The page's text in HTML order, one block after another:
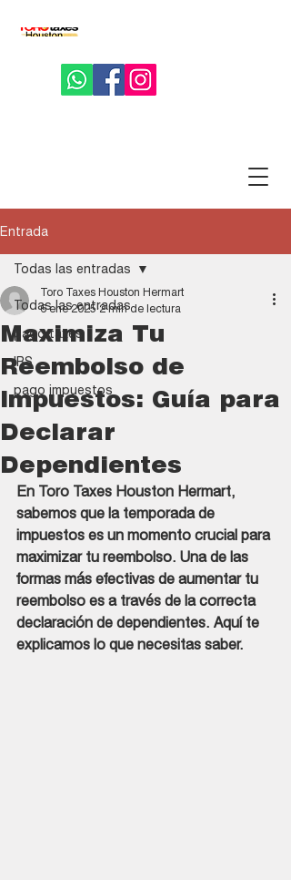
Entrada
Todas las entradas
pago taxes
IRS
pago impuestos
Todas las entradas
Maximiza Tu
Reembolso de
Impuestos: Guía para
Declarar
Dependientes
Toro Taxes Houston Hermart
6 ene 2025 2 min de lectura
En Toro Taxes Houston Hermart,
sabemos que la temporada de
impuestos es un momento crucial para
maximizar tu reembolso. Una de las
formas más efectivas de aumentar tu
reembolso es a través de la correcta
declaración de dependientes. Aquí te
explicamos lo que necesitas saber.